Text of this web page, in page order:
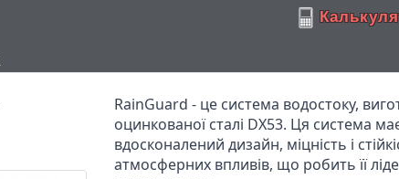
RainGuard - це система водостоку,
оцинкованої сталі DX53. Ця система
вдосконалений дизайн, міцність і
атмосферних впливів, що робить її